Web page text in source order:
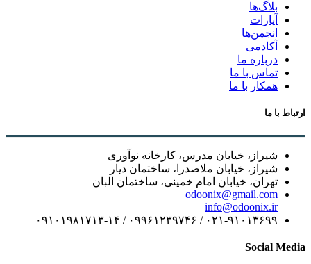
بلاگ‌ها
آپارات
انجمن‌ها
آکادمی
درباره ما
تماس با ما
همکار با ما
ارتباط با ما
شیراز، خیابان مدرس، کارخانه نوآوری
شیراز، خیابان ملاصدرا، ساختمان دیار
تهران، خیابان امام خمینی، ساختمان البان
odoonix@gmail.com
info@odoonix.ir
۰۲۱-۹۱۰۱۳۶۹۹ / ۰۹۹۶۱۲۳۹۷۴۶ / ۰۹۱۰۱۹۸۱۷۱۳-۱۴
Social Media